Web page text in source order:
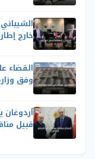
خارج
القضاء
وفق
قبيل